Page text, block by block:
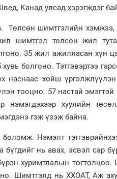
Канад улсад хэрэгждэг
Төлсөн шимтгэлийн хэмжээ,
шимтгэл төлсөн жил
35 жил ажилласан хүн
болгоно. Тэтгэвэртээ
наснаас хойш
тооцно. 57 настай эмэгтэй
нэмэгдэхээр хуулийн
гэж үзэж байна.
Нэмэлт
нь авах, эсвэл сар
хуримтлалын тогтолцоо.
Шимтгэлд нь ХХОАТ, Аж